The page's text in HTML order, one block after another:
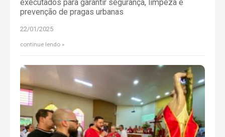
executados para garantir segurança, limpeza e
prevenção de pragas urbanas
22/01/2025
continue lendo